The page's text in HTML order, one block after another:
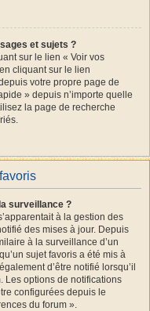
et sujets ?
sur le lien « Voir vos
cliquant sur le lien
votre propre page de
» depuis n’importe quelle
la page de recherche
surveillance ?
à la gestion des
des mises à jour. Depuis
à la surveillance d’un
sujet favoris a été mis à
d’être notifié lorsqu’il
Les options de notifications
configurées depuis le
du forum ».